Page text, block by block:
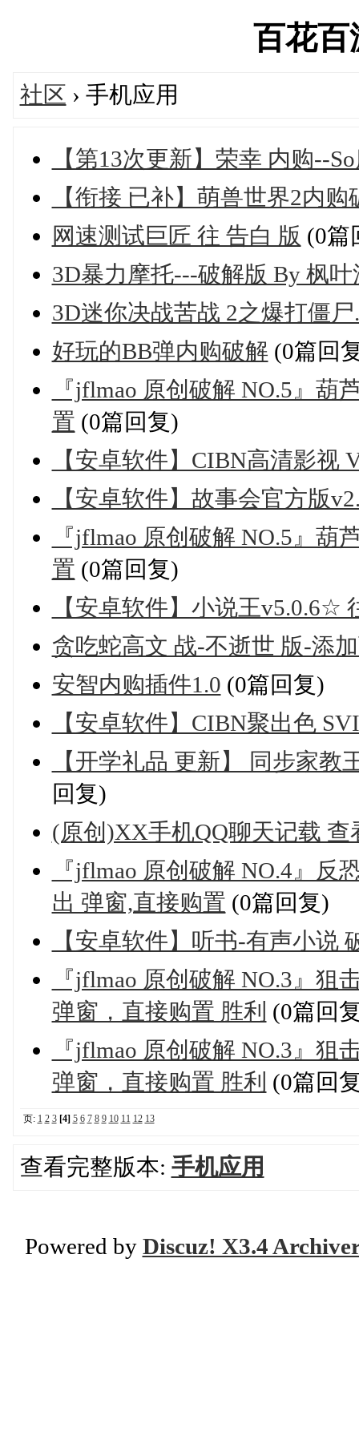
百花百
社区 › 手机应用
【第13次更新】荣幸 内购--
【衔接 已补】萌兽世界2内
网速测试巨匠 往 告白 版 (0篇
3D暴力摩托---破解版 By 枫叶
3D迷你决战苦战 2之爆打僵尸
好玩的BB弹内购破解 (0篇回
『jflmao 原创破解 NO.5』葫
置 (0篇回复)
【安卓软件】CIBN高清影视
【安卓软件】故事会官方版
『jflmao 原创破解 NO.5』葫
置 (0篇回复)
【安卓软件】小说王v5.0.6☆
贪吃蛇高文 战-不逝世 版-添
安智内购插件1.0 (0篇回复)
【安卓软件】CIBN聚出色
【开学礼品 更新】 同步家教
回复)
(原创)XX手机QQ聊天记载 查
『jflmao 原创破解 NO.4』反
出 弹窗,直接购置 (0篇回复)
【安卓软件】听书-有声小说
『jflmao 原创破解 NO.3』
弹窗，直接购置 胜利 (0篇回
『jflmao 原创破解 NO.3』
弹窗，直接购置 胜利 (0篇回
页: 1 2 3 [4] 5 6 7 8 9 10 11 12 13
查看完整版本: 手机应用
Powered by Discuz! X3.4